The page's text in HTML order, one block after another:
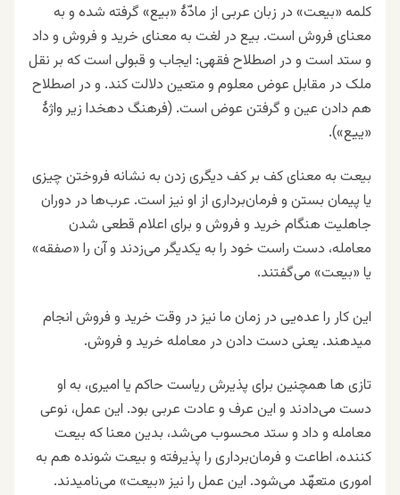
کلمه «بیعت» در زبان عربی از مادّۀ «بیع» گرفته شده و به
معنای فروش است. بیع در لغت به معنای خرید و فروش و داد
و ستد است و در اصطلاح فقهی: ایجاب و قبولی است که بر نقل
ملک در مقابل عوض معلوم و متعین دلالت کند. و در اصطلاح
هم دادن عین و گرفتن عوض است. (فرهنگ دهخدا زیر واژۀ
«ییع»).
بیعت به معنای کف بر کف دیگری زدن به نشانه فروختن چیزی
یا پیمان بستن و فرمان‌برداری از او نیز است. عرب‌ها در دوران
جاهلیت هنگام خرید و فروش و برای اعلام قطعی شدن
معامله، دست راست خود را به یکدیگر می‌زدند و آن را «صفقه»
یا «بیعت» می‌گفتند.
این کار را عده‌یی در زمان ما نیز در وقت خرید و فروش انجام
میدهند. یعنی دست دادن در معامله خرید و فروش.
تازی ها همچنین برای پذیرش ریاست حاکم یا امیری، به او
دست می‌دادند و این عرف و عادت عربی بود. این عمل، نوعی
معامله و داد و ستد محسوب می‌شد، بدین معنا که بیعت
کننده، اطاعت و فرمان‌برداری را پذیرفته و بیعت شونده هم به
اموری متعهّد می‌شود. این عمل را نیز «بیعت» می‌نامیدند.